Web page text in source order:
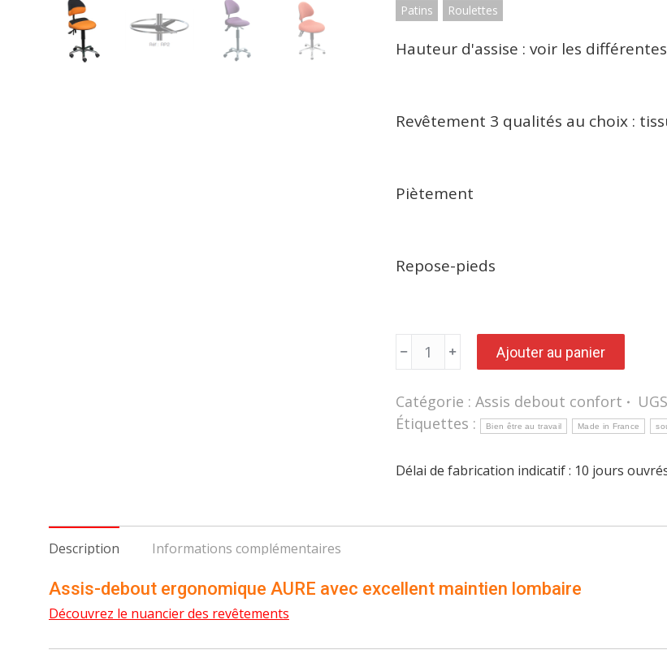
Patins Roulettes
Hauteur d'assise : voir les
Revêtement 3 qualités au choix :
Piètement
Repose-pieds
quantité
de
Assis-
ergonomique
AURE
avec
excellent
Ajouter au panier
Catégorie :Assis debout confort
Étiquettes :
Bien être au travail Made in France
Délai de fabrication indicatif : 10 jours
Description Informations complémentaires
Assis-debout ergonomique AURE avec excellent maintien lombaire
Découvrez le nuancier des revêtements